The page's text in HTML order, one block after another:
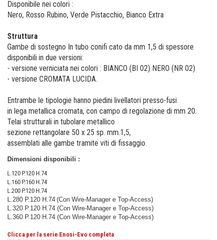
Disponibile nei colori :
Nero, Rosso Rubino, Verde Pistacchio, Bianco Extra
Struttura
Gambe di sostegno In tubo conifi cato da mm 1,5 di spessore
disponibili in due versioni:
- versione verniciata nei colori : BIANCO (BI 02) NERO (NR 02)
- versione CROMATA LUCIDA.
Entrambe le tipologie hanno piedini livellatori presso-fusi
in lega metallica cromata, con campo di regolazione di mm 20.
Telai strutturali in tubolare metallico
sezione rettangolare 50 x 25 sp. mm.1,5,
assemblati alle gambe tramite viti di fissaggio.
Dimensioni disponibili :
L.120 P.120 H.74
L.160 P.160 H.74
L.200 P.120 H.74
L.280 P.120 H.74 (Con Wire-Manager e Top-Access)
L.320 P.120 H.74 (Con Wire-Manager e Top-Access)
L.360 P.120 H.74 (Con Wire-Manager e Top-Access)
Clicca per la serie Enosi-Evo completa